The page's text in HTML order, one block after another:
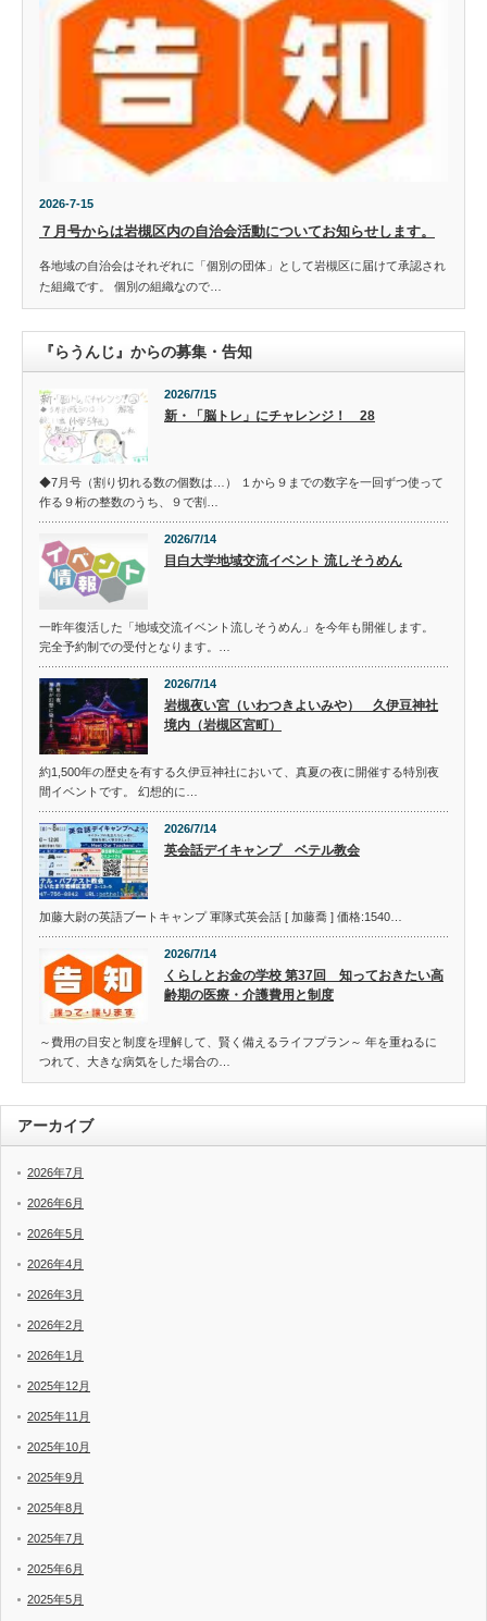
2026-7-15
７月号からは岩槻区内の自治会活動についてお知らせします。
各地域の自治会はそれぞれに「個別の団体」として岩槻区に届けて承認され
た組織です。 個別の組織なので…
『らうんじ』からの募集・告知
2026/7/15
新・「脳トレ」にチャレンジ！ 28
◆7月号（割り切れる数の個数は…） １から９までの数字を一回ずつ使って
作る９桁の整数のうち、９で割…
2026/7/14
目白大学地域交流イベント 流しそうめん
一昨年復活した「地域交流イベント流しそうめん」を今年も開催します。
完全予約制での受付となります。…
2026/7/14
岩槻夜い宮（いわつきよいみや） 久伊豆神社
境内（岩槻区宮町）
約1,500年の歴史を有する久伊豆神社において、真夏の夜に開催する特別夜
間イベントです。 幻想的に…
2026/7/14
英会話デイキャンプ ベテル教会
加藤大尉の英語ブートキャンプ 軍隊式英会話 [ 加藤喬 ] 価格:1540…
2026/7/14
くらしとお金の学校 第37回 知っておきたい高
齢期の医療・介護費用と制度
～費用の目安と制度を理解して、賢く備えるライフプラン～ 年を重ねるに
つれて、大きな病気をした場合の…
アーカイブ
2026年7月
2026年6月
2026年5月
2026年4月
2026年3月
2026年2月
2026年1月
2025年12月
2025年11月
2025年10月
2025年9月
2025年8月
2025年7月
2025年6月
2025年5月